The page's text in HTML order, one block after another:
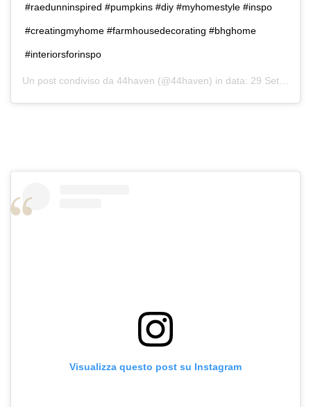
#raedunninspired #pumpkins #diy #myhomestyle #inspo
#creatingmyhome #farmhousedecorating #bhghome
#interiorsforinspo
Un post condiviso da 44haven (@44haven) in data: 29 Set 2019 alle ore 3:55 PDT
Visualizza questo post su Instagram